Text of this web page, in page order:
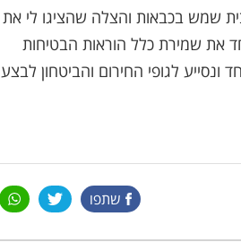
שמש בכבאות והצלה שהציגו לי את
את שמירת כלל הוראות הבטיחות
לגופי החירום והביטחון לבצע
שתפו